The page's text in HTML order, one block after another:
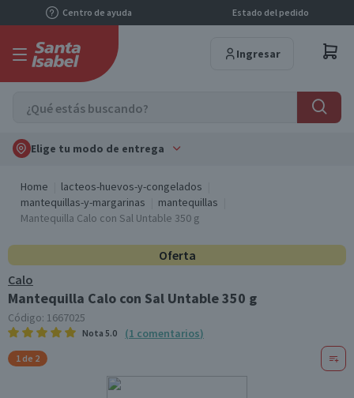
Centro de ayuda Estado del pedido
Ingresar
Elige tu modo de entrega
Home
lacteos-huevos-y-congelados
mantequillas-y-margarinas
mantequillas
Mantequilla Calo con Sal Untable 350 g
Oferta
Calo
Mantequilla Calo con Sal Untable 350 g
Código: 1667025
Nota 5.0 (1 comentarios)
1 de 2